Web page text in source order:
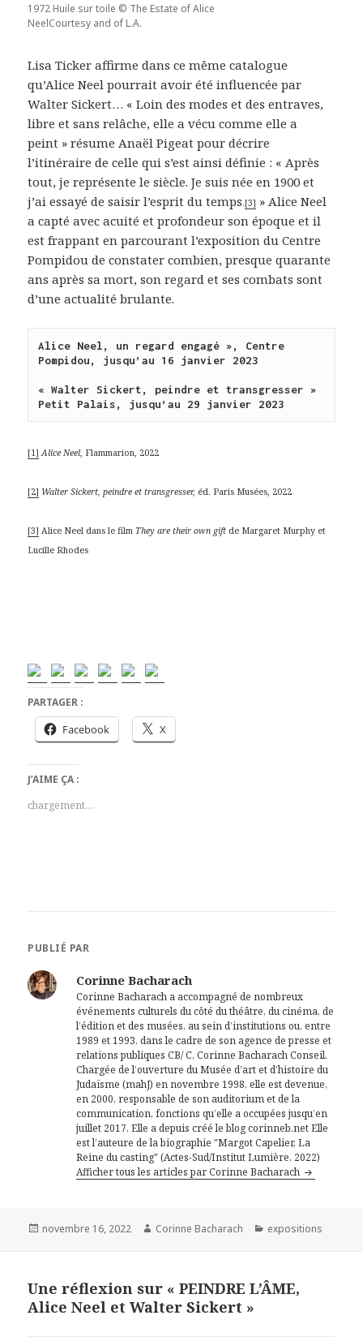
1972 Huile sur toile © The Estate of Alice
NeelCourtesy and of L.A.
Lisa Ticker affirme dans ce même catalogue
qu’Alice Neel pourrait avoir été influencée par
Walter Sickert… « Loin des modes et des entraves,
libre et sans relâche, elle a vécu comme elle a
peint » résume Anaël Pigeat pour décrire
l’itinéraire de celle qui s’est ainsi définie : « Après
tout, je représente le siècle. Je suis née en 1900 et
j’ai essayé de saisir l’esprit du temps.[3] » Alice Neel
a capté avec acuité et profondeur son époque et il
est frappant en parcourant l’exposition du Centre
Pompidou de constater combien, presque quarante
ans après sa mort, son regard et ses combats sont
d’une actualité brulante.
Alice Neel, un regard engagé », Centre
Pompidou, jusqu’au 16 janvier 2023
« Walter Sickert, peindre et transgresser »
Petit Palais, jusqu’au 29 janvier 2023
[1] Alice Neel, Flammarion, 2022
[2] Walter Sickert, peindre et transgresser, éd. Paris Musées, 2022
[3] Alice Neel dans le film They are their own gift de Margaret Murphy et
Lucille Rhodes
PARTAGER :
Facebook X
J’AIME ÇA :
chargement…
PUBLIÉ PAR
Corinne Bacharach
Corinne Bacharach a accompagné de nombreux
événements culturels du côté du théâtre, du cinéma, de
l’édition et des musées, au sein d’institutions ou, entre
1989 et 1993, dans le cadre de son agence de presse et
relations publiques CB/ C, Corinne Bacharach Conseil.
Chargée de l’ouverture du Musée d’art et d’histoire du
Judaïsme (mahJ) en novembre 1998, elle est devenue,
en 2000, responsable de son auditorium et de la
communication, fonctions qu’elle a occupées jusqu’en
juillet 2017. Elle a depuis créé le blog corinneb.net Elle
est l’auteure de la biographie "Margot Capelier, La
Reine du casting" (Actes-Sud/Institut Lumière, 2022)
Afficher tous les articles par Corinne Bacharach
Publié
novembre 16, 2022 Auteur
Corinne Bacharach Catégories
expositions
Une réflexion sur « PEINDRE L’ÂME,
Alice Neel et Walter Sickert »